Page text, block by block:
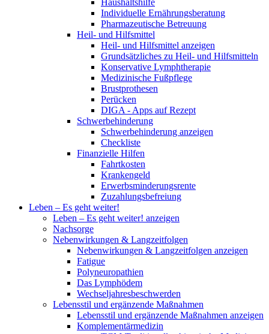
Haushaltshilfe
Individuelle Ernährungsberatung
Pharmazeutische Betreuung
Heil- und Hilfsmittel
Heil- und Hilfsmittel anzeigen
Grundsätzliches zu Heil- und Hilfsmitteln
Konservative Lymphtherapie
Medizinische Fußpflege
Brustprothesen
Perücken
DIGA - Apps auf Rezept
Schwerbehinderung
Schwerbehinderung anzeigen
Checkliste
Finanzielle Hilfen
Fahrtkosten
Krankengeld
Erwerbsminderungsrente
Zuzahlungsbefreiung
Leben – Es geht weiter!
Leben – Es geht weiter! anzeigen
Nachsorge
Nebenwirkungen & Langzeitfolgen
Nebenwirkungen & Langzeitfolgen anzeigen
Fatigue
Polyneuropathien
Das Lymphödem
Wechseljahresbeschwerden
Lebensstil und ergänzende Maßnahmen
Lebensstil und ergänzende Maßnahmen anzeigen
Komplementärmedizin